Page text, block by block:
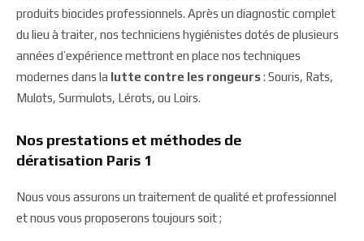
produits biocides professionnels. Après un diagnostic complet
du lieu à traiter, nos techniciens hygiénistes dotés de plusieurs
années d’expérience mettront en place nos techniques
modernes dans la lutte contre les rongeurs: Souris, Rats,
Mulots, Surmulots, Lérots, ou Loirs.
Nos prestations et méthodes de
dératisation Paris 1
Nous vous assurons un traitement de qualité et professionnel
et nous vous proposerons toujours soit ;